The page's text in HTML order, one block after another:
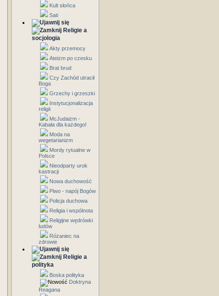
Kult słońca
Sati
Religie a
socjologia
Akty przemocy
Ateizm po czesku
Brat brud
Czy Zachód utracił
Boga
Grzechy i grzeszki
Instytucjonalizacja
religii
McJudaizm -
Kabała dla każdego!
Moda na
wegetarianizm
Mordy rytualne w
Polsce
Nieodparty urok
kastracji
Nowa duchowość
Piwo - napój Bogów
Policja duchowa
Religia i wspólnota
Religijne wędrówki
ludów
Różaniec na
zdrowie
Religie a
polityka
Boska polityka
Doktryna
Reagana